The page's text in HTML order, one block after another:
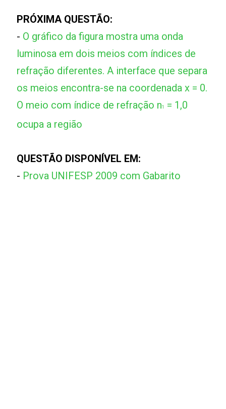
PRÓXIMA QUESTÃO:
- O gráfico da figura mostra uma onda
luminosa em dois meios com índices de
refração diferentes. A interface que separa
os meios encontra-se na coordenada x = 0.
O meio com índice de refração n1
= 1,0
ocupa a região
QUESTÃO DISPONÍVEL EM:
- Prova UNIFESP 2009 com Gabarito